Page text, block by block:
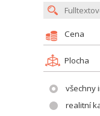
Cena
Plocha
všechny
realitní